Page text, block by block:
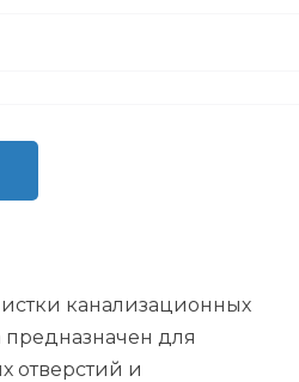
канализационных
для
отверстий и